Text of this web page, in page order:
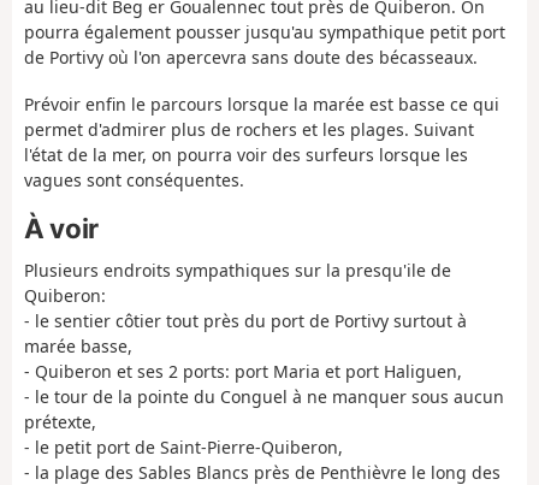
au lieu-dit Beg er Goualennec tout près de Quiberon. On
pourra également pousser jusqu'au sympathique petit port
de Portivy où l'on apercevra sans doute des bécasseaux.
Prévoir enfin le parcours lorsque la marée est basse ce qui
permet d'admirer plus de rochers et les plages. Suivant
l'état de la mer, on pourra voir des surfeurs lorsque les
vagues sont conséquentes.
À voir
Plusieurs endroits sympathiques sur la presqu'ile de
Quiberon:
- le sentier côtier tout près du port de Portivy surtout à
marée basse,
- Quiberon et ses 2 ports: port Maria et port Haliguen,
- le tour de la pointe du Conguel à ne manquer sous aucun
prétexte,
- le petit port de Saint-Pierre-Quiberon,
- la plage des Sables Blancs près de Penthièvre le long des